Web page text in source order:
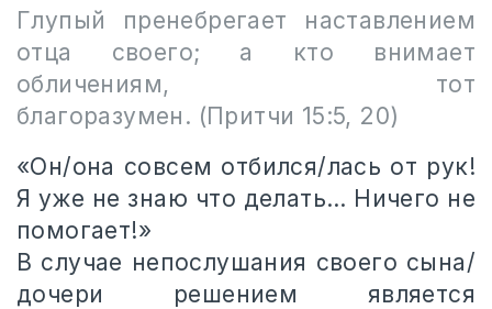
Глупый пренебрегает наставлением
отца своего; а кто внимает
обличениям, тот
благоразумен. (Притчи 15:5, 20)
«Он/она совсем отбился/лась от рук!
Я уже не знаю что делать… Ничего не
помогает!»
В случае непослушания своего сына/
дочери решением является